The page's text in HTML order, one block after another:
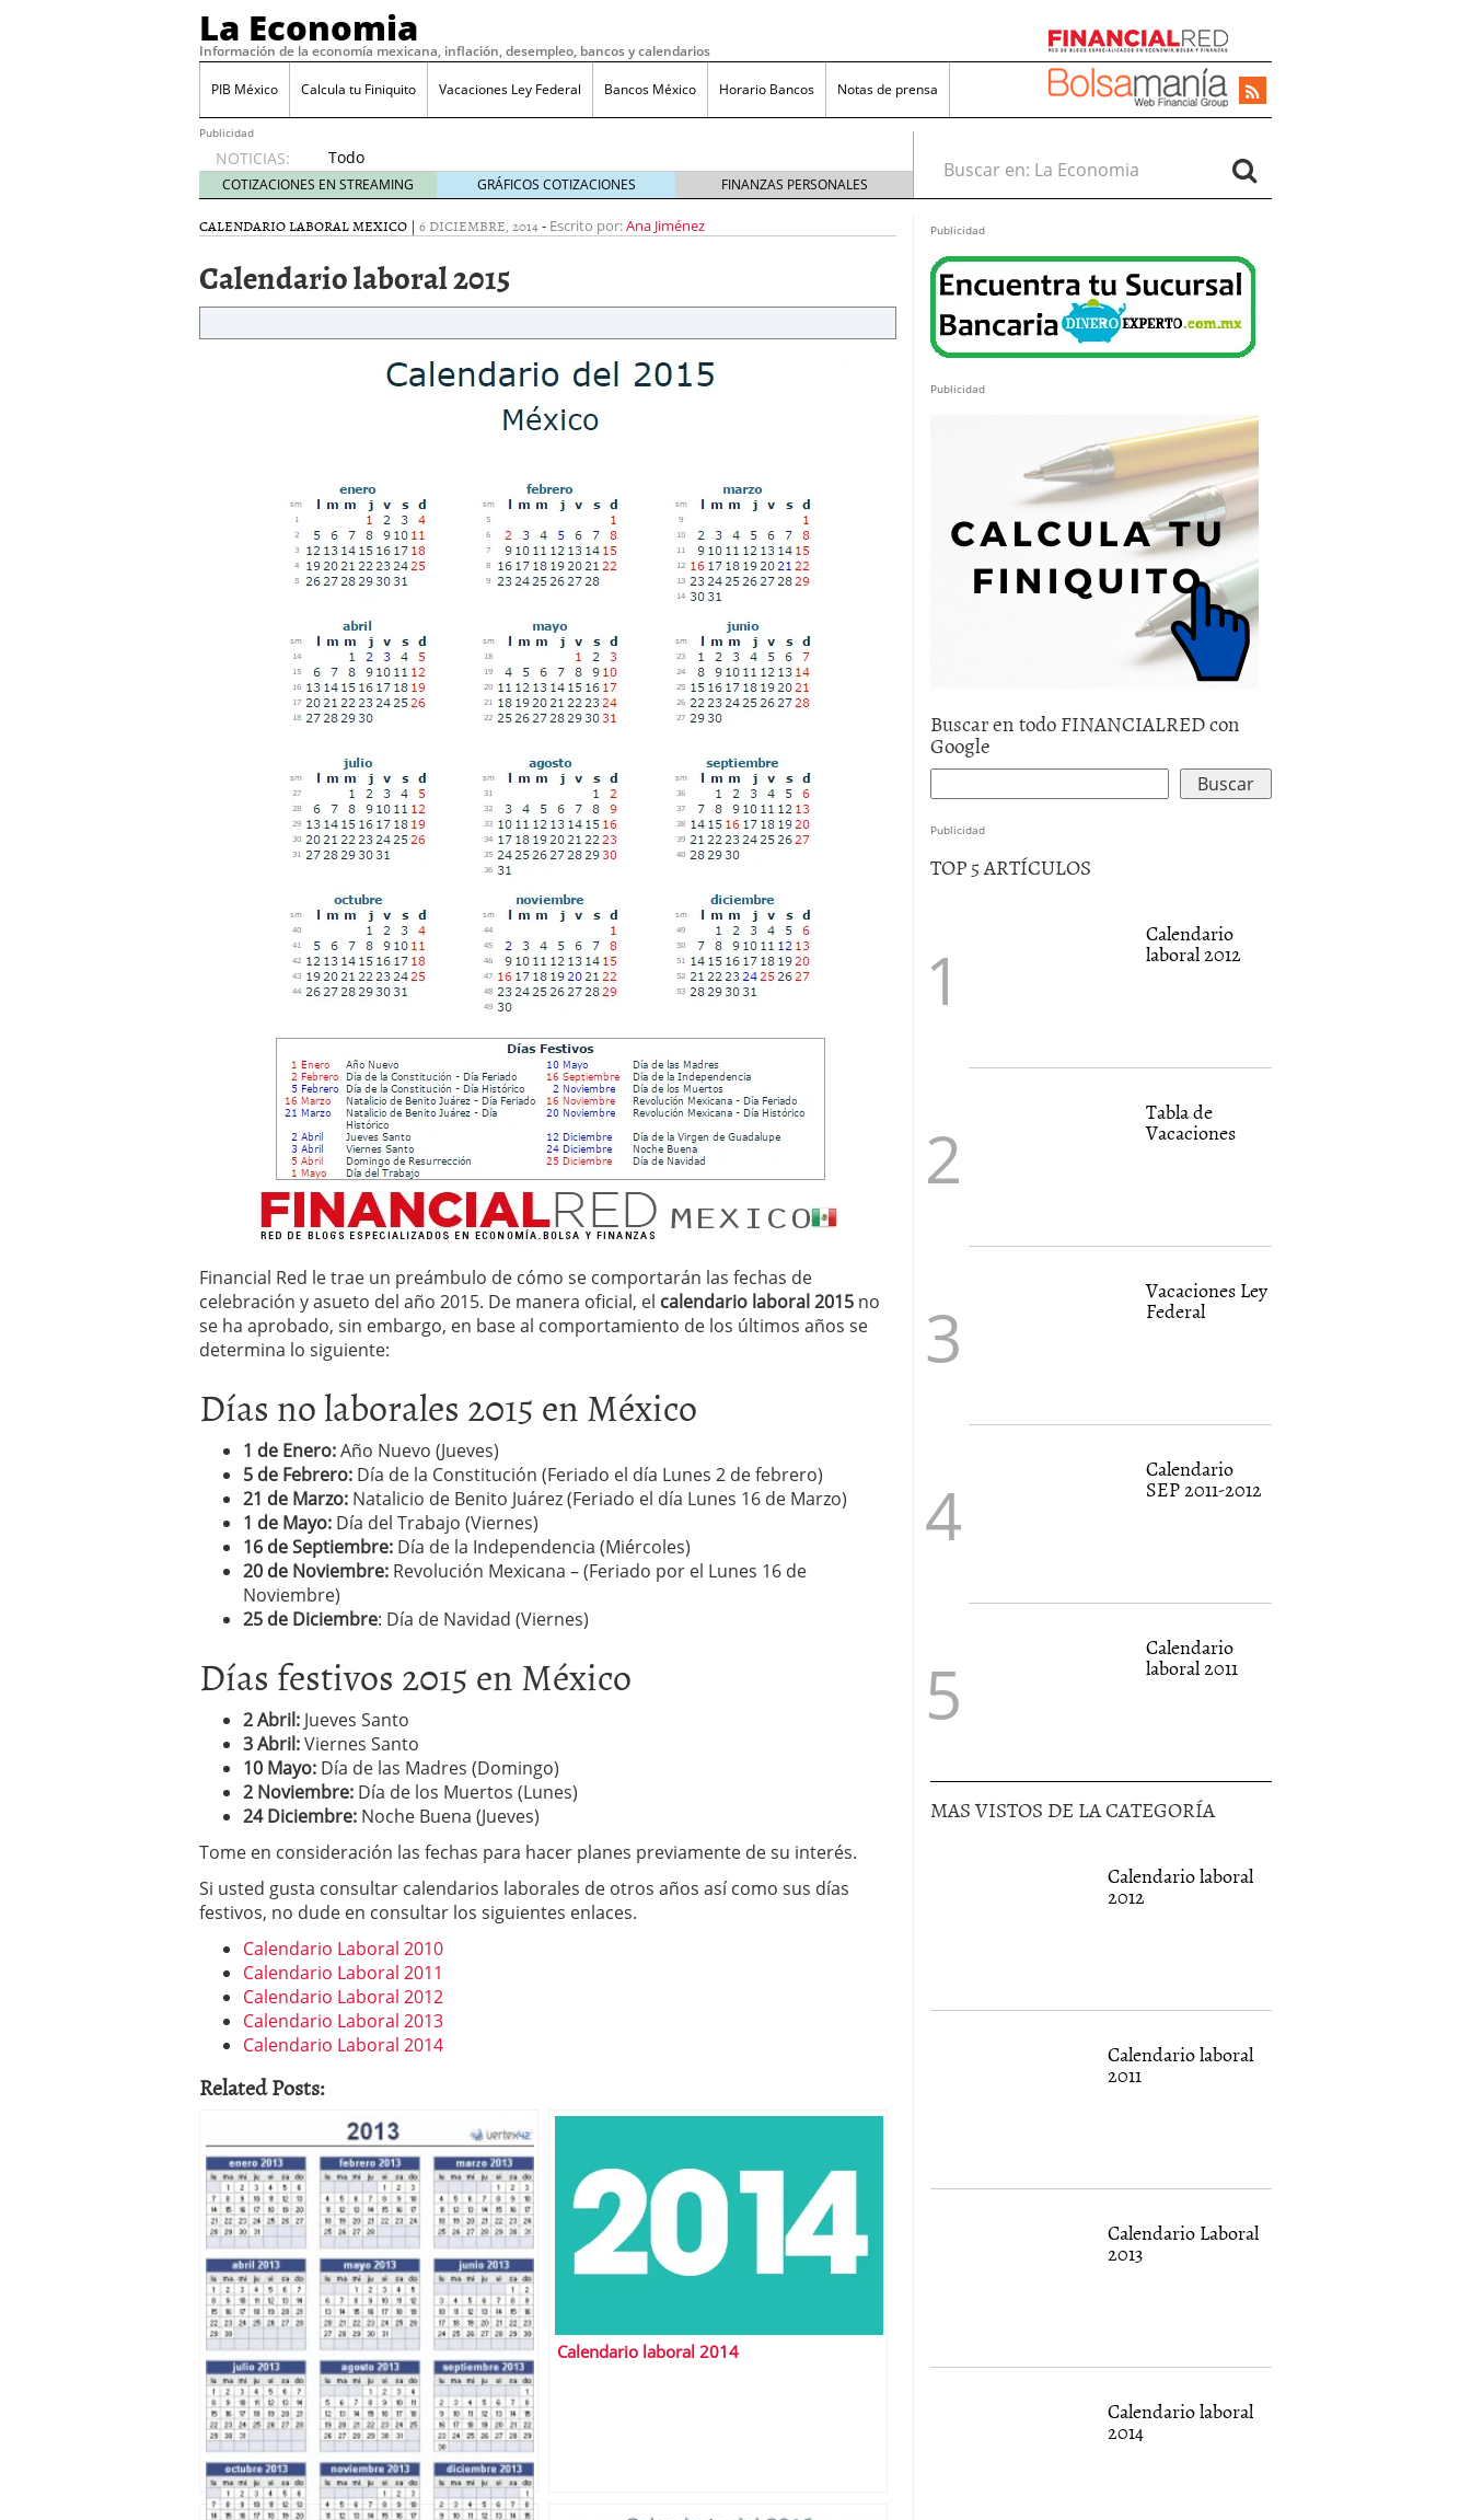
La Economia
Información de la economía mexicana, inflación, desempleo, bancos y calendarios
PIB México Calcula tu Finiquito Vacaciones Ley Federal Bancos México Horario Bancos Notas de prensa
Publicidad
NOTICIAS:
Todo
sobre
SIFX:
análisis
opiniones,
regulación,
seguridad
Cómo enfrentar la reforma de reducción de jornada laboral en México con
un software de control de asistencia
julio 17, 2025
¿Cómo encontrar un seguro de auto económico?
abril 9, 2025
Cómo acabará el año la economía mexicana; predicciones y avances
noviembre 29, 2024
COTIZACIONES EN STREAMING GRÁFICOS COTIZACIONES FINANZAS PERSONALES
Buscar en:
CALENDARIO LABORAL MEXICO | 6 DICIEMBRE, 2014- Escrito por:Ana Jiménez
Calendario laboral 2015
Financial Red le trae un preámbulo de cómo se comportarán las fechas de
celebración y asueto del año 2015. De manera oficial, el calendario laboral 2015 no
se ha aprobado, sin embargo, en base al comportamiento de los últimos años se
determina lo siguiente:
Días no laborales 2015 en México
1 de Enero:Año Nuevo (Jueves)
5 de Febrero: Día de la Constitución (Feriado el día Lunes 2 de febrero)
21 de Marzo: Natalicio de Benito Juárez (Feriado el día Lunes 16 de Marzo)
1 de Mayo: Día del Trabajo (Viernes)
16 de Septiembre: Día de la Independencia (Miércoles)
20 de Noviembre: Revolución Mexicana – (Feriado por el Lunes 16 de
Noviembre)
25 de Diciembre: Día de Navidad (Viernes)
Días festivos 2015 en México
2 Abril: Jueves Santo
3 Abril:Viernes Santo
10 Mayo: Día de las Madres (Domingo)
2 Noviembre: Día de los Muertos (Lunes)
24 Diciembre: Noche Buena (Jueves)
Tome en consideración las fechas para hacer planes previamente de su interés.
Si usted gusta consultar calendarios laborales de otros años así como sus días
festivos, no dude en consultar los siguientes enlaces.
Calendario Laboral 2010
Calendario Laboral 2011
Calendario Laboral 2012
Calendario Laboral 2013
Calendario Laboral 2014
Related Posts:
Calendario laboral 2014
Publicidad
Publicidad
Buscar en todo FINANCIALRED con
Google
Publicidad
TOP 5 ARTÍCULOS
Calendario
laboral 2012
Tabla de
Vacaciones
Vacaciones Ley
Federal
Calendario
SEP 2011-2012
Calendario
laboral 2011
MAS VISTOS DE LA CATEGORÍA
Calendario laboral
2012
Calendario laboral
2011
Calendario Laboral
2013
Calendario laboral
2014